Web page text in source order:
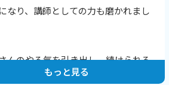
びです。
なり、講師としての力も磨かれまし
んのやる気を引き出し、続けられる
スンを心がけています。
もっと見る